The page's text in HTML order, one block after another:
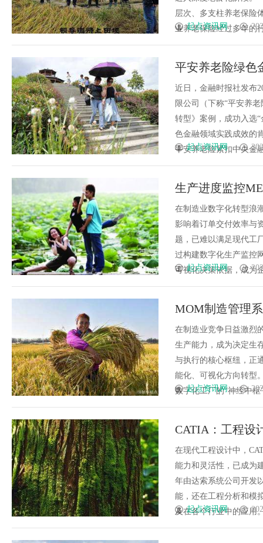
层次、多支柱养老保险
业养老保险经过多年的
起点资讯网
平安养老险绿色
近日，金融时报社发布
限公司（下称“平安养
转型》案例，成功入选
色金融领域实践成效的
平安养老险紧扣中央金
起点资讯网
生产进度监控
在制造业数字化转型浪
影响着订单交付效率与
题，已难以满足现代工
过构建数字化生产监控
可视化决策依据，成为
起点资讯网
MOM制造管理
在制造业竞争日益激烈
生产能力，成为决定生
与执行的核心枢纽，正
能化、可视化方向转型
数字化工厂的“神经中
起点资讯网
CATIA：工程设
在现代工程设计中，
能力和灵活性，已成为
年由达索系统公司开发
能，还在工程分析和模
及在各个行业中的应用
起点资讯网